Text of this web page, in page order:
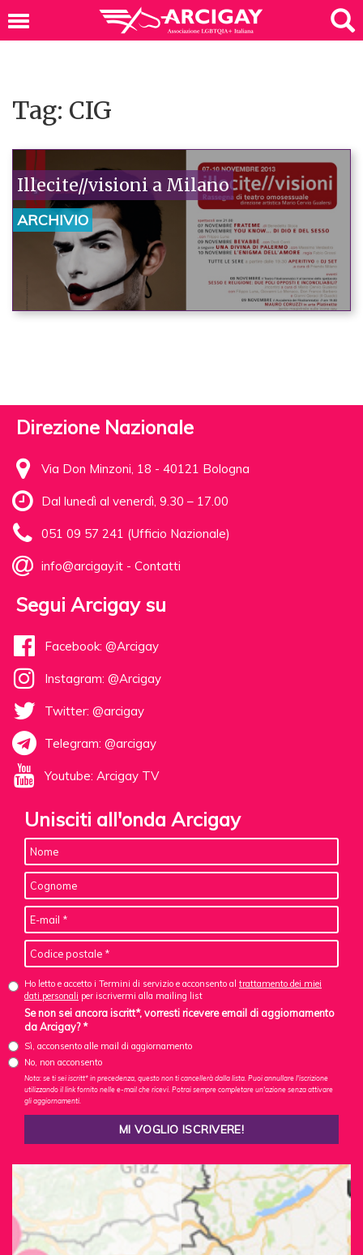
Tag: CIG
Illecite//visioni a Milano
ARCHIVIO
Direzione Nazionale
Via Don Minzoni, 18 - 40121 Bologna
Dal lunedì al venerdì, 9.30 – 17.00
051 09 57 241 (Ufficio Nazionale)
info@arcigay.it - Contatti
Segui Arcigay su
Facebook: @Arcigay
Instagram: @Arcigay
Twitter: @arcigay
Telegram: @arcigay
Youtube: Arcigay TV
Unisciti all'onda Arcigay
Ho letto e accetto i Termini di servizio e acconsento al trattamento dei miei
dati personali per iscrivermi alla mailing list
Se non sei ancora iscritt*, vorresti ricevere email di aggiornamento
da Arcigay? *
Sì, acconsento alle mail di aggiornamento
No, non acconsento
Nota: se ti sei iscritt* in precedenza, questo non ti cancellerà dalla lista. Puoi annullare l'iscrizione
utilizzando il link fornito nelle e-mail che ricevi. Potrai sempre completare un'azione senza attivare
gli aggiornamenti.